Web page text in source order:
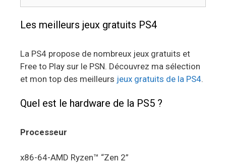
Les meilleurs jeux gratuits PS4
La PS4 propose de nombreux jeux gratuits et
Free to Play sur le PSN. Découvrez ma sélection
et mon top des meilleurs jeux gratuits de la PS4.
Quel est le hardware de la PS5 ?
Processeur
x86-64-AMD Ryzen™ “Zen 2”